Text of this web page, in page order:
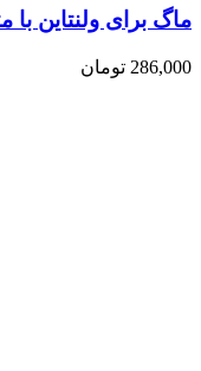
ماگ برای ولنتاین
286,000 تومان